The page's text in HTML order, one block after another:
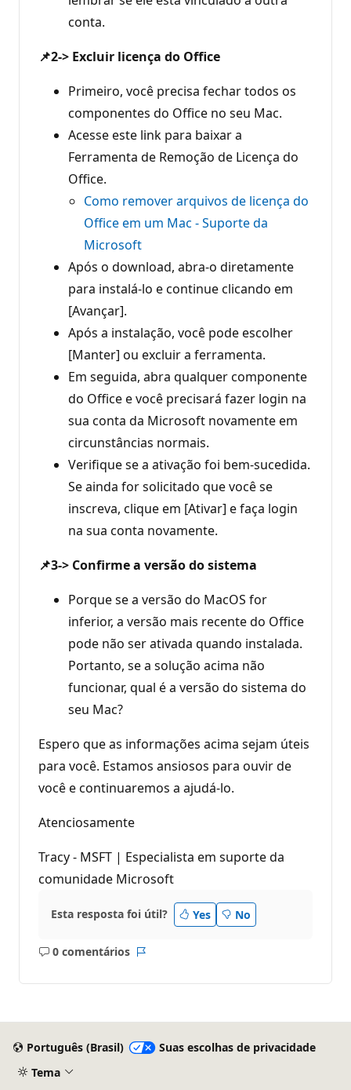
conta.
📌2-> Excluir licença do Office
Primeiro, você precisa fechar todos os
componentes do Office no seu Mac.
Acesse este link para baixar a
Ferramenta de Remoção de Licença do
Office.
Como remover arquivos de licença do
Office em um Mac - Suporte da
Microsoft
Após o download, abra-o diretamente
para instalá-lo e continue clicando em
[Avançar].
Após a instalação, você pode escolher
[Manter] ou excluir a ferramenta.
Em seguida, abra qualquer componente
do Office e você precisará fazer login na
sua conta da Microsoft novamente em
circunstâncias normais.
Verifique se a ativação foi bem-sucedida.
Se ainda for solicitado que você se
inscreva, clique em [Ativar] e faça login
na sua conta novamente.
📌3-> Confirme a versão do sistema
Porque se a versão do MacOS for
inferior, a versão mais recente do Office
pode não ser ativada quando instalada.
Portanto, se a solução acima não
funcionar, qual é a versão do sistema do
seu Mac?
Espero que as informações acima sejam úteis
para você. Estamos ansiosos para ouvir de
você e continuaremos a ajudá-lo.
Atenciosamente
Tracy - MSFT | Especialista em suporte da
comunidade Microsoft
Esta resposta foi útil? Yes No
0 comentários
Sem
Português (Brasil)
Suas escolhas de privacidade
Tema